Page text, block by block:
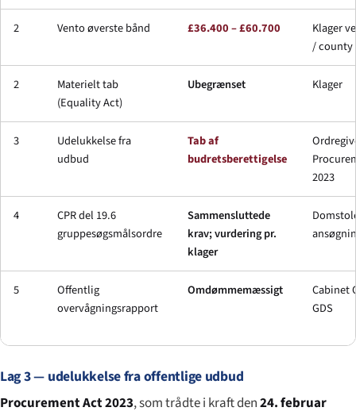
2 Vento øverste bånd £36.400 – £60.700
Klager
/ county
2
Materielt tab
(Equality Act)
Ubegrænset Klager
3
Udelukkelse fra
udbud
Tab af
budretsberettigelse
2023
4
CPR del 19.6
gruppesøgsmålsordre
Sammensluttede
krav; vurdering pr.
klager
5
Offentlig
overvågningsrapport
Omdømmemæssigt
Cabinet
GDS
Lag 3 — udelukkelse fra offentlige udbud
Procurement Act 2023, som trådte i kraft den24. februar